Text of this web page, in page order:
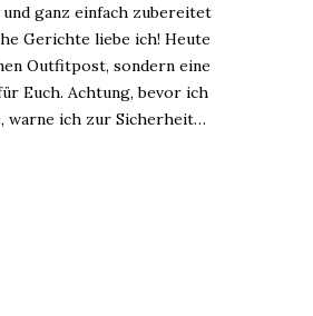
ganz einfach zubereitet
Gerichte liebe ich! Heute
Outfitpost, sondern eine
Euch. Achtung, bevor ich
warne ich zur Sicherheit…